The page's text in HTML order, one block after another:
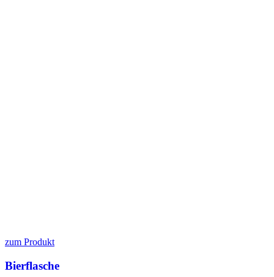
zum Produkt
Bierflasche